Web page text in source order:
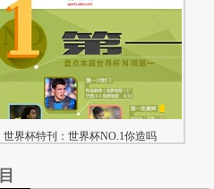
世界杯特刊：世界杯NO.1你造吗